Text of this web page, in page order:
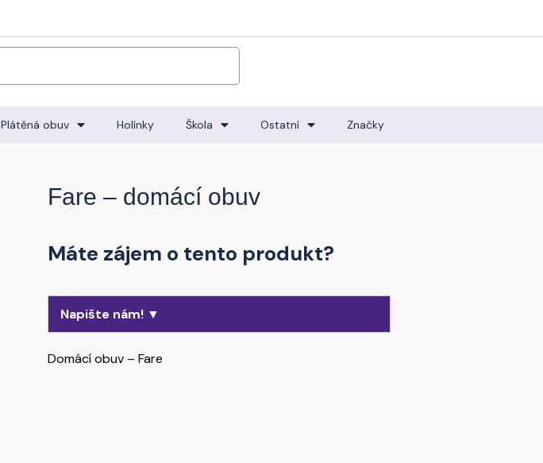
Plátěná obuv Holínky Škola Ostatní Značky
Fare – domácí obuv
Máte zájem o tento produkt?
Napište nám! ▼
Domácí obuv – Fare